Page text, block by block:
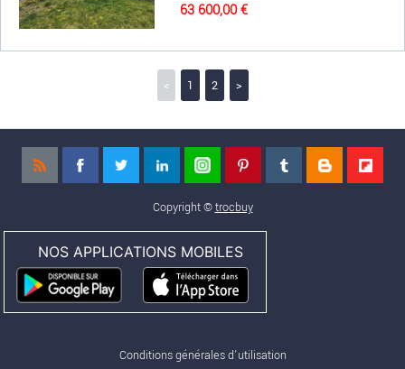
63 600,00 €
< 1 2 >
Copyright ©trocbuy
NOS APPLICATIONS MOBILES
Conditions générales d'utilisation